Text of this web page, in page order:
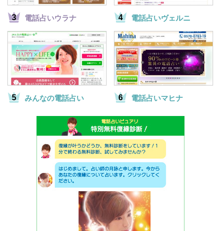
電話占いウラナ 電話占いヴェルニ
みんなの電話占い 電話占いマヒナ